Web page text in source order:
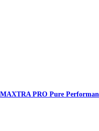
PRO Pure